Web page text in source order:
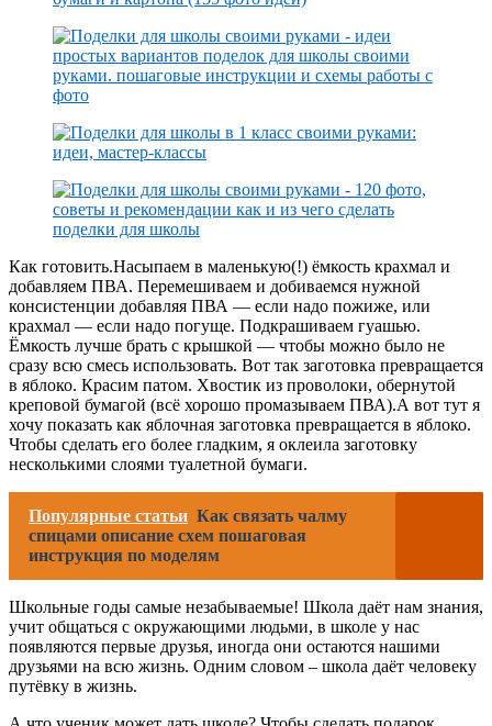
Как готовить.Насыпаем в маленькую(!) ёмкость крахмал и
добавляем ПВА. Перемешиваем и добиваемся нужной
консистенции добавляя ПВА — если надо пожиже, или
крахмал — если надо погуще. Подкрашиваем гуашью.
Ёмкость лучше брать с крышкой — чтобы можно было не
сразу всю смесь использовать. Вот так заготовка превращается
в яблоко. Красим патом. Хвостик из проволоки, обернутой
креповой бумагой (всё хорошо промазываем ПВА).А вот тут я
хочу показать как яблочная заготовка превращается в яблоко.
Чтобы сделать его более гладким, я оклеила заготовку
несколькими слоями туалетной бумаги.
Популярные статьи Как связать чалму
спицами описание схем пошаговая
инструкция по моделям
Школьные годы самые незабываемые! Школа даёт нам знания,
учит общаться с окружающими людьми, в школе у нас
появляются первые друзья, иногда они остаются нашими
друзьями на всю жизнь. Одним словом – школа даёт человеку
путёвку в жизнь.